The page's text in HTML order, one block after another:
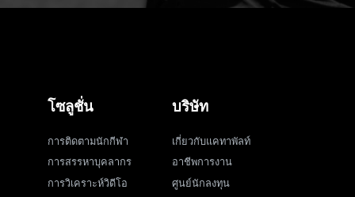
โซลูชั่น
การติดตามนักกีฬา
การสรรหาบุคลากร
การวิเคราะห์วิดีโอ
บริษัท
เกี่ยวกับแคทาพัลท์
อาชีพการงาน
ศูนย์นักลงทุน